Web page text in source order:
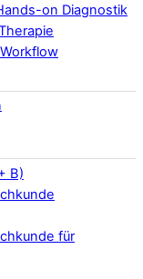
on Diagnostik
B)
für